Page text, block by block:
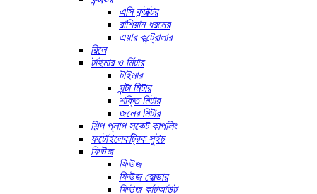
এসি কন্টাক্টর
রাশিয়ান ধরনের
এয়ার কন্ট্রোলার
রিলে
টাইমার ও মিটার
টাইমার
ঘন্টা মিটার
শক্তি মিটার
জলের মিটার
শিল্প প্লাগ সকেট কাপলিং
ফটোইলেকট্রিক সুইচ
ফিউজ
ফিউজ
ফিউজ হোল্ডার
ফিউজ কাটআউট